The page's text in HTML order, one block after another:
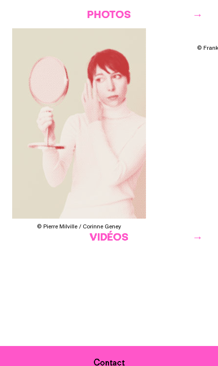
PHOTOS
© Pierre Milville / Corinne Geney
©
VIDÉOS
Contact